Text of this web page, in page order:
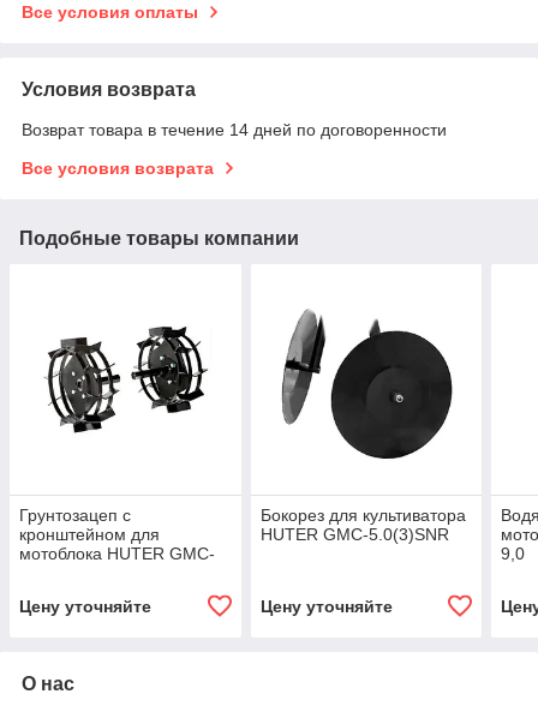
Все условия оплаты
Условия возврата
Возврат товара в течение 14 дней по договоренности
Все условия возврата
Подобные товары компании
Грунтозацеп с
кронштейном для
мотоблока HUTER GMC-
Цену уточняйте
Бокорез для культиватора
HUTER GMC-5.0(3)SNR
Цену уточняйте
9,0
О нас